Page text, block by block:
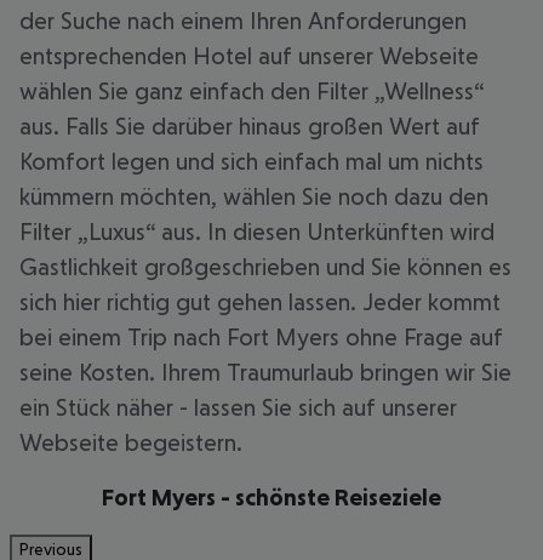
der Suche nach einem Ihren Anforderungen
entsprechenden Hotel auf unserer Webseite
wählen Sie ganz einfach den Filter „Wellness“
aus. Falls Sie darüber hinaus großen Wert auf
Komfort legen und sich einfach mal um nichts
kümmern möchten, wählen Sie noch dazu den
Filter „Luxus“ aus. In diesen Unterkünften wird
Gastlichkeit großgeschrieben und Sie können es
sich hier richtig gut gehen lassen. Jeder kommt
bei einem Trip nach Fort Myers ohne Frage auf
seine Kosten. Ihrem Traumurlaub bringen wir Sie
ein Stück näher - lassen Sie sich auf unserer
Webseite begeistern.
Fort Myers - schönste Reiseziele
Previous